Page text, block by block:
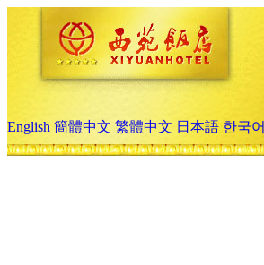
English 簡體中文 繁體中文 日本語 한국어